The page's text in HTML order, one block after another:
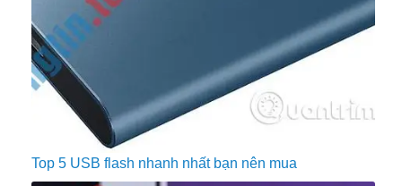
Top 5 USB flash nhanh nhất bạn nên mua